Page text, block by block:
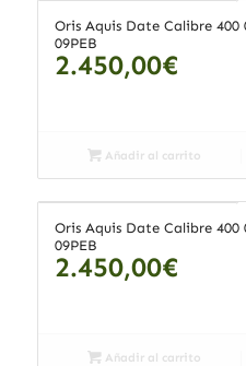
Oris Aquis Date Calibre 400
09PEB
2.450,00€
Añadir al carrito
Oris Aquis Date Calibre 400
09PEB
2.450,00€
Añadir al carrito